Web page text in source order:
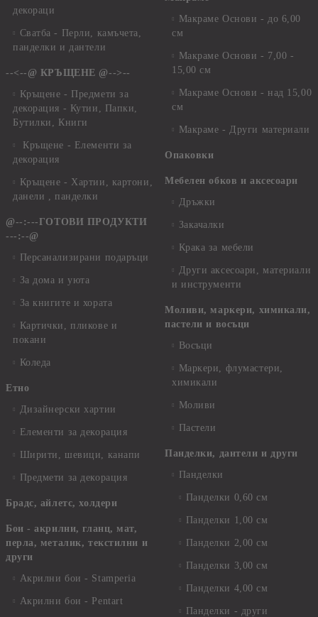
декораци
Сватба - Перли, камъчета,
панделки и дантели
--<--@ КРЪЩЕНЕ @-->--
Кръщене - Предмети за
декорация - Кутии, Папки,
Бутилки, Книги
Кръщене - Елементи за
декорация
Кръщене - Хартии, картони,
данели , панделки
@--:---ГОТОВИ ПРОДУКТИ
---:--@
Персанализирани подаръци
За дома и уюта
За книгите и хората
Картички, пликове и
покани
Коледа
Етно
Дизайнерски хартии
Елементи за декорация
Ширити, шевици, канапи
Предмети за декорация
Брадс, айлетс, холдери
Бои - акрилни, гланц, мат,
перла, металик, текстилни и
други
Акрилни бои - Stamperia
Акрилни бои - Pentart
Макраме Основи - до 6,00
см
Макраме Основи - 7,00 -
15,00 см
Макраме Основи - над 15,00
см
Макраме - Други материали
Опаковки
Мебелен обков и аксесоари
Дръжки
Закачалки
Крака за мебели
Други аксесоари, материали
и инструменти
Моливи, маркери, химикали,
пастели и восъци
Восъци
Маркери, флумастери,
химикали
Моливи
Пастели
Панделки, дантели и други
Панделки
Панделки 0,60 см
Панделки 1,00 см
Панделки 2,00 см
Панделки 3,00 см
Панделки 4,00 см
Панделки - други